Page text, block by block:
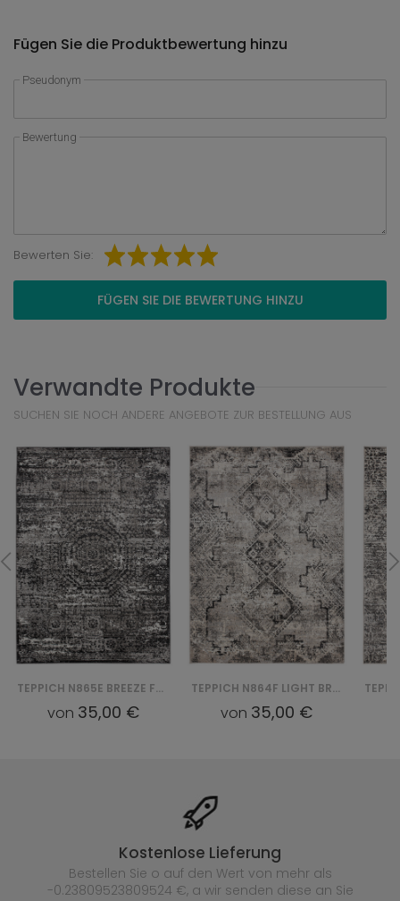
Fügen Sie die Produktbewertung hinzu
Pseudonym
Bewertung
Bewerten Sie:
FÜGEN SIE DIE BEWERTUNG HINZU
Verwandte Produkte
SUCHEN SIE NOCH ANDERE ANGEBOTE ZUR BESTELLUNG AUS
TEPPICH N865E BREEZE FVI - CZARNY
von 35,00 €
TEPPICH N864F LIGHT BREEZE FVI - SZARY
von 35,00 €
Kostenlose Lieferung
Bestellen Sie o auf den Wert von mehr als
-0.23809523809524 €, a wir senden diese an Sie